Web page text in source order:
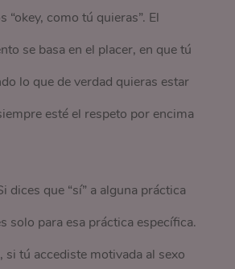
“okey, como tú quieras”. El
se basa en el placer, en que tú
lo que de verdad quieras estar
esté el respeto por encima
dices que “sí” a alguna práctica
solo para esa práctica específica.
si tú accediste motivada al sexo